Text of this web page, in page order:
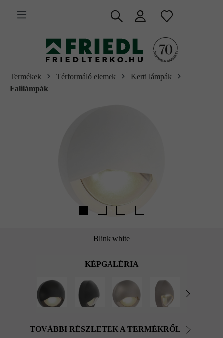
tartalomra
Termékek Térformáló elemek
Kerti lámpák
Falilámpák
Blink white
KÉPGALÉRIA
TOVÁBBI RÉSZLETEK A TERMÉKRŐL